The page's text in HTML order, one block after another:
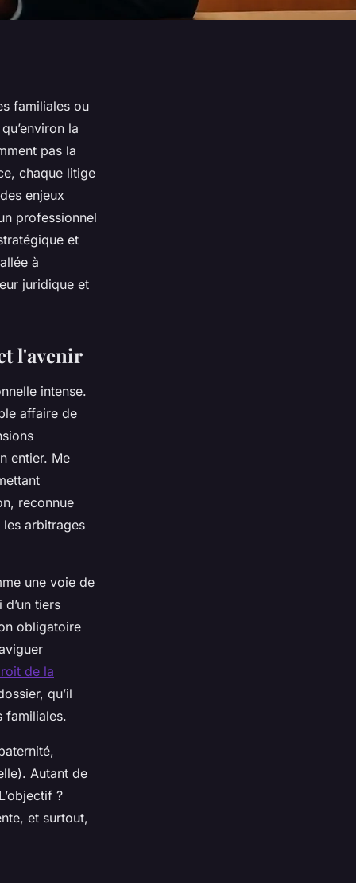
familiales ou
la
pas la
chaque litige
enjeux
professionnel
et
à
juridique et
l'avenir
intense.
affaire de
entier. Me
reconnue
les arbitrages
une voie de
tiers
obligatoire
de la
qu’il
familiales.
Autant de
?
et surtout,